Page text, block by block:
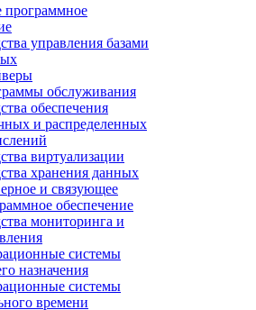
программное
управления базами
обслуживания
обеспечения
и распределенных
виртуализации
хранения данных
и связующее
обеспечение
мониторинга и
системы
назначения
системы
времени